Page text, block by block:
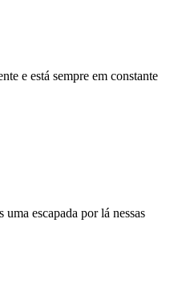
e está sempre em constante
escapada por lá nessas